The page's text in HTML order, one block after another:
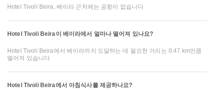
Hotel Tivoli Beira, 베이라 근처에는 공항이 없습니다
Hotel Tivoli Beira이 베이라에서 얼마나 떨어져 있나요?
Hotel Tivoli Beira에서 베이라까지 도달하는 데 필요한 거리는 0.47 km만큼
떨어져 있습니다
Hotel Tivoli Beira에서 아침식사를 제공하나요?